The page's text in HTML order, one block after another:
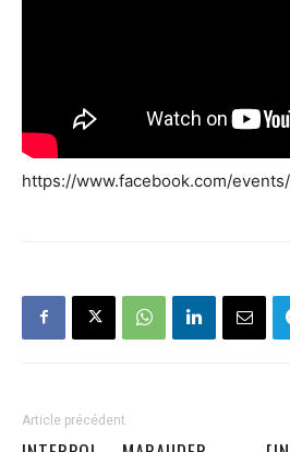
https://www.facebook.com/
Article précédent